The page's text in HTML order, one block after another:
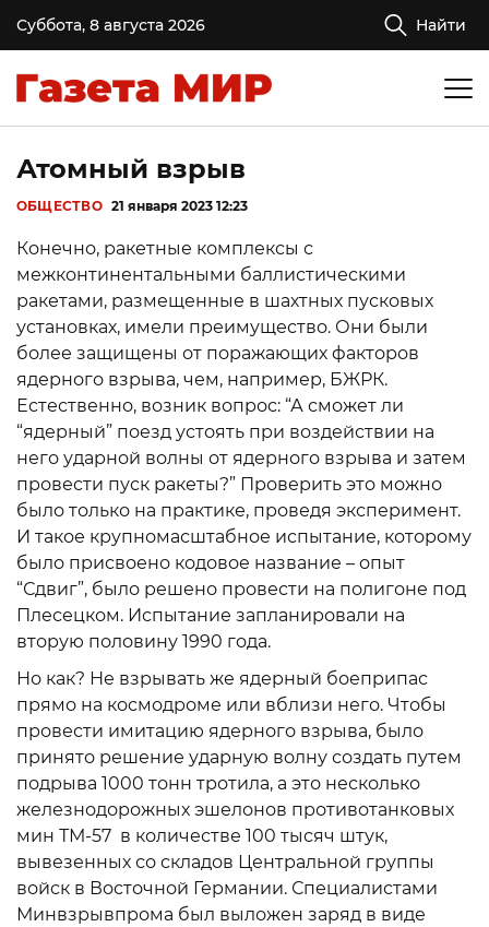
Суббота, 8 августа 2026 Найти
Атомный взрыв
ОБЩЕСТВО 21 января 2023 12:23
Конечно, ракетные комплексы с
межконтинентальными баллистическими
ракетами, размещенные в шахтных пусковых
установках, имели преимущество. Они были
более защищены от поражающих факторов
ядерного взрыва, чем, например, БЖРК.
Естественно, возник вопрос: “А сможет ли
“ядерный” поезд устоять при воздействии на
него ударной волны от ядерного взрыва и затем
провести пуск ракеты?” Проверить это можно
было только на практике, проведя эксперимент.
И такое крупномасштабное испытание, которому
было присвоено кодовое название – опыт
“Сдвиг”, было решено провести на полигоне под
Плесецком. Испытание запланировали на
вторую половину 1990 года.
Но как? Не взрывать же ядерный боеприпас
прямо на космодроме или вблизи него. Чтобы
провести имитацию ядерного взрыва, было
принято решение ударную волну создать путем
подрыва 1000 тонн тротила, а это несколько
железнодорожных эшелонов противотанковых
мин ТМ-57 в количестве 100 тысяч штук,
вывезенных со складов Центральной группы
войск в Восточной Германии. Специалистами
Минвзрывпрома был выложен заряд в виде